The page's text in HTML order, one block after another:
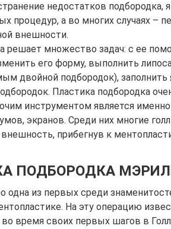
недостатков подбородка,
процедур, а во многих случаях
внешности.
решает множество задач: с ее
его форму, выполнить
двойной подбородок), заполнить
Пластика подбородка
инструментом является
экранов. Среди них многие
прибегнув к
ПОДБОРОДКА
одна из первых среди
На эту операцию
время своих первых шагов в